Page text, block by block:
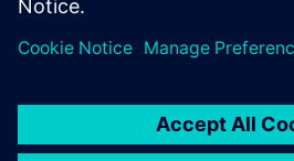
Provide Quotation